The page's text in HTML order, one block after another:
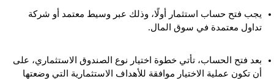
يجب فتح حساب استثمار أولًا، وذلك عبر وسيط معتمد أو شركة
تداول معتمدة في سوق المال.
بعد فتح الحساب، تأتي خطوة اختيار نوع الصندوق الاستثماري، على
أن تكون عملية الاختيار موافقة للأهداف الاستثمارية التي وضعتها